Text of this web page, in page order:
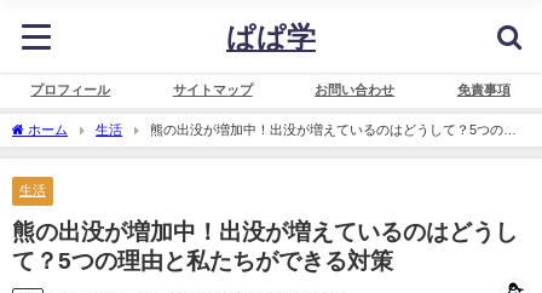
ぱぱ学
プロフィール サイトマップ お問い合わせ 免責事項
ホーム 生活
熊の出没が増加中！出没が増えているのはどうして？5つの理
由と私たちができる対策
生活
熊の出没が増加中！出没が増えているのはどうし
て？5つの理由と私たちができる対策